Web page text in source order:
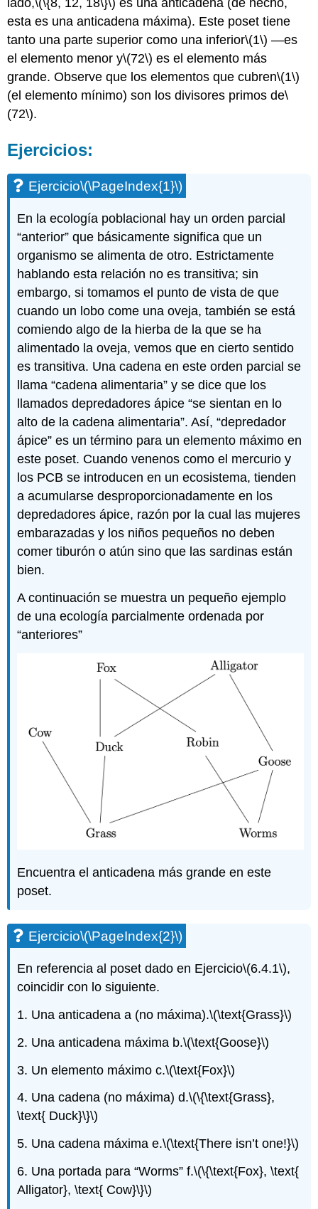
esta es una anticadena máxima). Este poset tiene
tanto una parte superior como una inferior\(1\) —es
el elemento menor y\(72\) es el elemento más
grande. Observe que los elementos que cubren\(1\)
(el elemento mínimo) son los divisores primos de\
(72\).
Ejercicios:
Ejercicio\(\PageIndex{1}\)
En la ecología poblacional hay un orden parcial
“anterior” que básicamente significa que un
organismo se alimenta de otro. Estrictamente
hablando esta relación no es transitiva; sin
embargo, si tomamos el punto de vista de que
cuando un lobo come una oveja, también se está
comiendo algo de la hierba de la que se ha
alimentado la oveja, vemos que en cierto sentido
es transitiva. Una cadena en este orden parcial se
llama “cadena alimentaria” y se dice que los
llamados depredadores ápice “se sientan en lo
alto de la cadena alimentaria”. Así, “depredador
ápice” es un término para un elemento máximo en
este poset. Cuando venenos como el mercurio y
los PCB se introducen en un ecosistema, tienden
a acumularse desproporcionadamente en los
depredadores ápice, razón por la cual las mujeres
embarazadas y los niños pequeños no deben
comer tiburón o atún sino que las sardinas están
bien.
A continuación se muestra un pequeño ejemplo
de una ecología parcialmente ordenada por
“anteriores”
Encuentra el anticadena más grande en este
poset.
Ejercicio\(\PageIndex{2}\)
En referencia al poset dado en Ejercicio\(6.4.1\),
coincidir con lo siguiente.
1. Una anticadena a (no máxima).\(\text{Grass}\)
2. Una anticadena máxima b.\(\text{Goose}\)
3. Un elemento máximo c.\(\text{Fox}\)
4. Una cadena (no máxima) d.\(\{\text{Grass},
\text{ Duck}\}\)
5. Una cadena máxima e.\(\text{There isn’t one!}\)
6. Una portada para “Worms” f.\(\{\text{Fox}, \text{
Alligator}, \text{ Cow}\}\)